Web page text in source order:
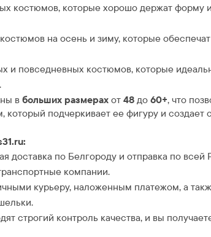
костюмов, которые хорошо держат форму
на осень и зиму, которые
и повседневных костюмов, которые
вбольших размерахот48до60+, что
подчеркивает ее фигуру и создает
доставка по Белгороду и отправка по всей
компании.
курьеру, наложенным платежом, а
строгий контроль качества, и вы